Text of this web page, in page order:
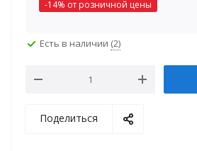
-14% от розничной цены
Есть в наличии (2)
Поделиться